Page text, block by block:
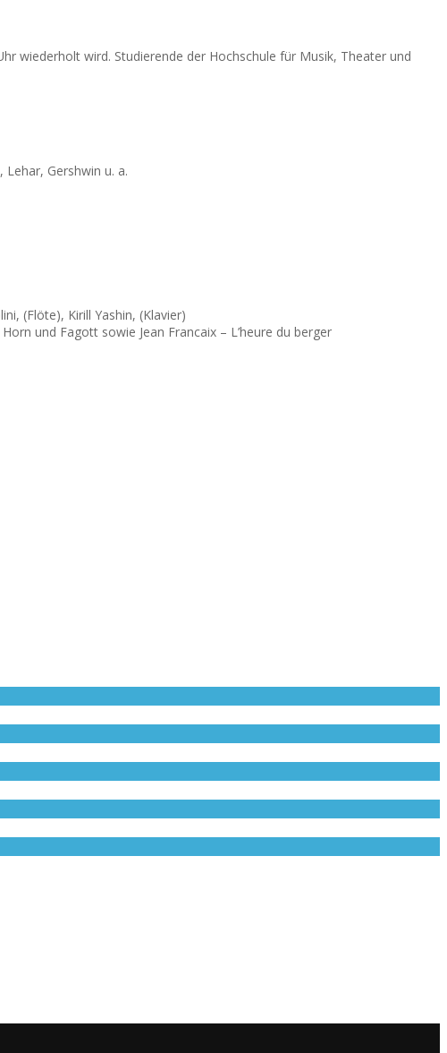
wiederholt wird. Studierende der Hochschule für Musik, Theater und
Gershwin u. a.
(Flöte), Kirill Yashin, (Klavier)
und Fagott sowie Jean Francaix – L’heure du berger